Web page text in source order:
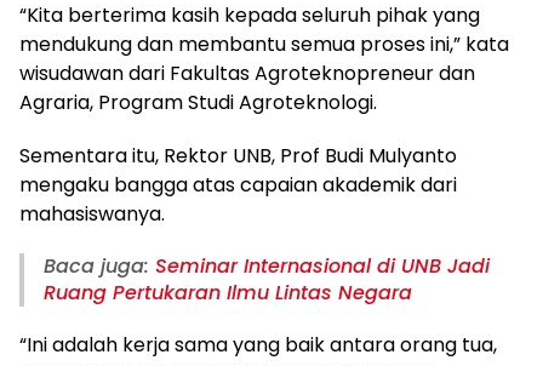
“Kita berterima kasih kepada seluruh pihak yang
mendukung dan membantu semua proses ini,” kata
wisudawan dari Fakultas Agroteknopreneur dan
Agraria, Program Studi Agroteknologi.
Sementara itu, Rektor UNB, Prof Budi Mulyanto
mengaku bangga atas capaian akademik dari
mahasiswanya.
Baca juga: Seminar Internasional di UNB Jadi
Ruang Pertukaran Ilmu Lintas Negara
“Ini adalah kerja sama yang baik antara orang tua,